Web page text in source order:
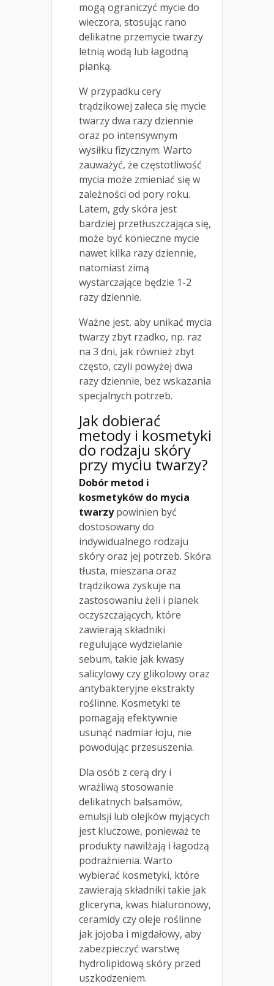
mogą ograniczyć mycie do
wieczora, stosując rano
delikatne przemycie twarzy
letnią wodą lub łagodną
pianką.
W przypadku cery
trądzikowej zaleca się mycie
twarzy dwa razy dziennie
oraz po intensywnym
wysiłku fizycznym. Warto
zauważyć, że częstotliwość
mycia może zmieniać się w
zależności od pory roku.
Latem, gdy skóra jest
bardziej przetłuszczająca się,
może być konieczne mycie
nawet kilka razy dziennie,
natomiast zimą
wystarczające będzie 1-2
razy dziennie.
Ważne jest, aby unikać mycia
twarzy zbyt rzadko, np. raz
na 3 dni, jak również zbyt
często, czyli powyżej dwa
razy dziennie, bez wskazania
specjalnych potrzeb.
Jak dobierać
metody i kosmetyki
do rodzaju skóry
przy myciu twarzy?
Dobór metod i
kosmetyków do mycia
twarzypowinien być
dostosowany do
indywidualnego rodzaju
skóry oraz jej potrzeb. Skóra
tłusta, mieszana oraz
trądzikowa zyskuje na
zastosowaniu żeli i pianek
oczyszczających, które
zawierają składniki
regulujące wydzielanie
sebum, takie jak kwasy
salicylowy czy glikolowy oraz
antybakteryjne ekstrakty
roślinne. Kosmetyki te
pomagają efektywnie
usunąć nadmiar łoju, nie
powodując przesuszenia.
Dla osób z cerą dry i
wrażliwą stosowanie
delikatnych balsamów,
emulsji lub olejków myjących
jest kluczowe, ponieważ te
produkty nawilżają i łagodzą
podrażnienia. Warto
wybierać kosmetyki, które
zawierają składniki takie jak
gliceryna, kwas hialuronowy,
ceramidy czy oleje roślinne
jak jojoba i migdałowy, aby
zabezpieczyć warstwę
hydrolipidową skóry przed
uszkodzeniem.